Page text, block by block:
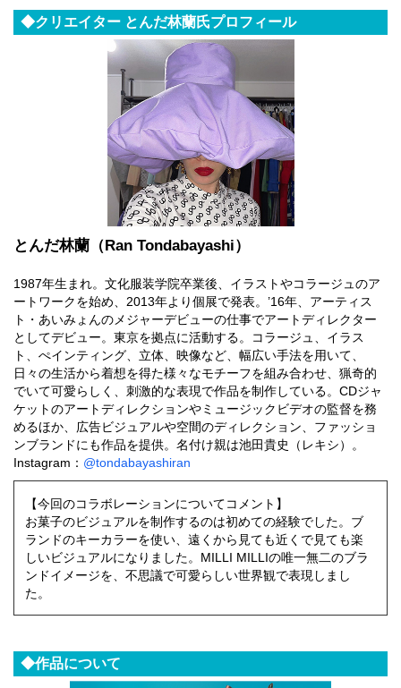
◆クリエイター とんだ林蘭氏プロフィール
とんだ林蘭（Ran Tondabayashi）
1987年生まれ。文化服装学院卒業後、イラストやコラージュのア
ートワークを始め、2013年より個展で発表。’16年、アーティス
ト・あいみょんのメジャーデビューの仕事でアートディレクター
としてデビュー。東京を拠点に活動する。コラージュ、イラス
ト、ぺインティング、立体、映像など、幅広い手法を用いて、
日々の生活から着想を得た様々なモチーフを組み合わせ、猟奇的
でいて可愛らしく、刺激的な表現で作品を制作している。CDジャ
ケットのアートディレクションやミュージックビデオの監督を務
めるほか、広告ビジュアルや空間のディレクション、ファッショ
ンブランドにも作品を提供。名付け親は池田貴史（レキシ）。
Instagram： @tondabayashiran
【今回のコラボレーションについてコメント】
お菓子のビジュアルを制作するのは初めての経験でした。ブ
ランドのキーカラーを使い、遠くから見ても近くで見ても楽
しいビジュアルになりました。MILLI MILLIの唯一無二のブラ
ンドイメージを、不思議で可愛らしい世界観で表現しまし
た。
◆作品について